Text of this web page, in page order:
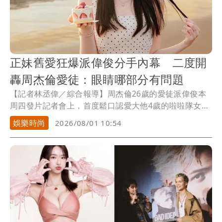
正妹舊愛狂爆派偉俊分手內幕 二度開
轟周杰倫愛徒：眼睛哪部分有問題
【記者林丞偉／綜合報導】周杰倫26歲的愛徒派偉俊本
周四發片記者會上，首度鬆口認愛大他4歲的啦啦隊女神
禾羽（舊名張雅涵），怎料，此舉惹怒疑似「前女
友」、曾參加選秀節目的女星「Ally」黃琳媛，二度在社
群發聲嗆聲舊愛派偉俊，在Threads上掀起熱烈討論。
娛樂時尚 2026/08/01 10:54